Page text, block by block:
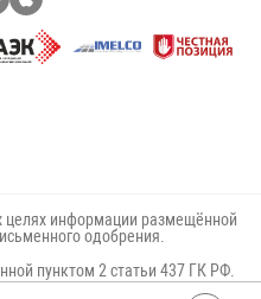
целях информации размещённой
одобрения.
пунктом 2 статьи 437 ГК РФ.